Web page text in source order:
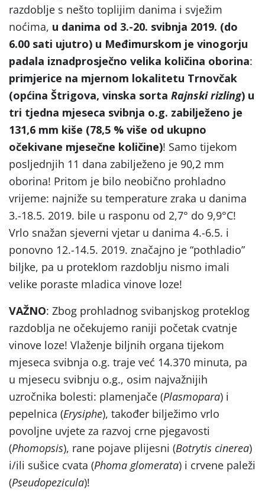
razdoblje s nešto toplijim danima i svježim
noćima, u danima od 3.-20. svibnja 2019. (do
6.00 sati ujutro) u Međimurskom je vinogorju
padala iznadprosječno velika količina oborina:
primjerice na mjernom lokalitetu Trnovčak
(općina Štrigova, vinska sorta Rajnski rizling) u
tri tjedna mjeseca svibnja o.g. zabilježeno je
131,6 mm kiše (78,5 % više od ukupno
očekivane mjesečne količine)! Samo tijekom
posljednjih 11 dana zabilježeno je 90,2 mm
oborina! Pritom je bilo neobično prohladno
vrijeme: najniže su temperature zraka u danima
3.-18.5. 2019. bile u rasponu od 2,7° do 9,9°C!
Vrlo snažan sjeverni vjetar u danima 4.-6.5. i
ponovno 12.-14.5. 2019. značajno je “pothladio”
biljke, pa u proteklom razdoblju nismo imali
velike poraste mladica vinove loze!
VAŽNO: Zbog prohladnog svibanjskog proteklog
razdoblja ne očekujemo raniji početak cvatnje
vinove loze! Vlaženje biljnih organa tijekom
mjeseca svibnja o.g. traje već 14.370 minuta, pa
u mjesecu svibnju o.g., osim najvažnijih
uzročnika bolesti: plamenjače (Plasmopara) i
pepelnica (Erysiphe), također bilježimo vrlo
povoljne uvjete za razvoj crne pjegavosti
(Phomopsis), rane pojave plijesni (Botrytis cinerea)
i/ili sušice cvata (Phoma glomerata) i crvene paleži
(Pseudopezicula)!